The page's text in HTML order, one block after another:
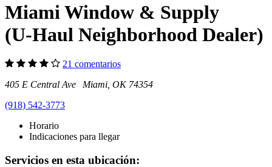
Miami Window & Supply
(U-Haul Neighborhood Dealer)
21 comentarios
405 E Central Ave Miami, OK 74354
(918) 542-3773
Horario
Indicaciones para llegar
Servicios en esta ubicación: